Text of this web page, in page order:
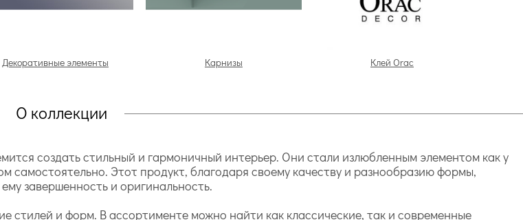
Декоративные элементы Карнизы Клей Orac
О коллекции
создать стильный и гармоничный интерьер. Они стали излюбленным элементом как у
Этот продукт, благодаря своему качеству и разнообразию формы,
завершенность и оригинальность.
стилей и форм. В ассортименте можно найти как классические, так и современные